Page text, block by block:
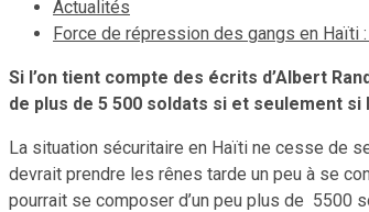
Actualités
Force de répression des gangs en
Si l’on tient compte des écrits d’Albert
de plus de 5 500 soldats si et seulement
La situation sécuritaire en Haïti ne cesse de
devrait prendre les rênes tarde un peu à se
pourrait se composer d’un peu plus de 5500